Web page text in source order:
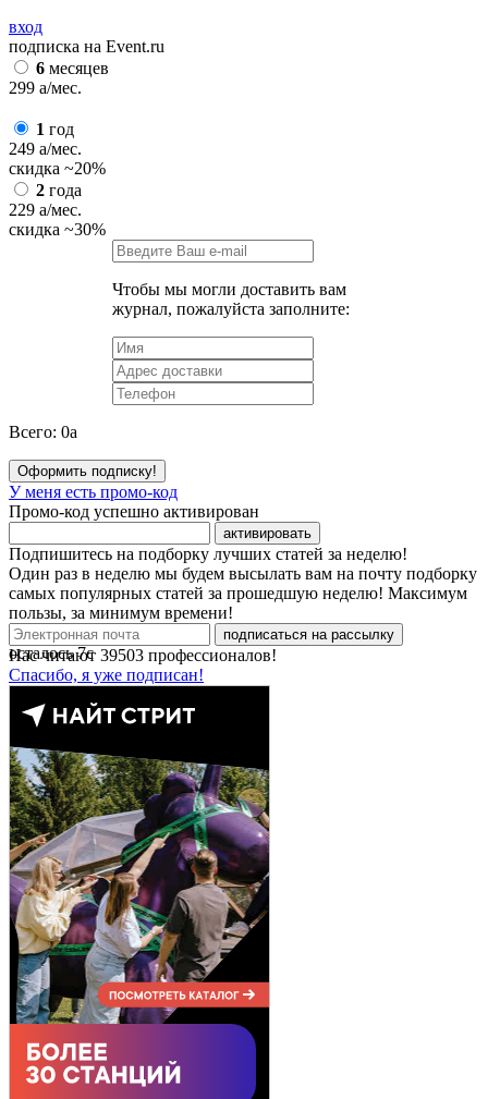
вход
подписка на Event.ru
6 месяцев
299 a/мес.
1 год
249 a/мес.
скидка ~20%
2 года
229 a/мес.
скидка ~30%
Чтобы мы могли доставить вам
журнал, пожалуйста заполните:
Всего: 0a
Оформить подписку!
У меня есть промо-код
Промо-код успешно активирован
активировать
Подпишитесь на подборку лучших статей за неделю!
Один раз в неделю мы будем высылать вам на почту подборку
самых популярных статей за прошедшую неделю! Максимум
пользы, за минимум времени!
подписаться на рассылку
Нас читают 39503 профессионалов!
Спасибо, я уже подписан!
осталось7с